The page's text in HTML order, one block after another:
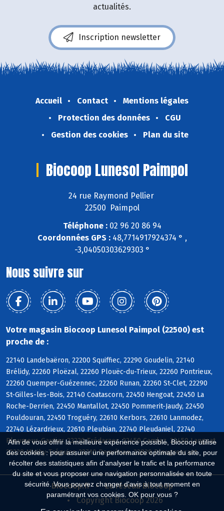
Afin de vous offrir la meilleure expérience possible, Biocoop utilise
des cookies : pour assurer une performance optimale du site, pour
récolter des statistiques afin d'analyser le trafic et la performance
du site et vous proposer une navigation personnalisée en toute
sécurité. Vous pouvez changer d'avis à tout moment en
paramétrant vos cookies. OK pour vous ?
actualités.
Inscription newsletter
Accueil Contact
Mentions légales
Protection des données
CGU
Gestion des cookies
Plan du site
Biocoop Lunesol Paimpol
24 rue Raymond Pellier
22500 Paimpol
Téléphone :02 96 20 86 94
Coordonnées GPS :48,7714917924374 ° ,
-3,04050303629303 °
Nous suivre sur
Votre magasin Biocoop Lunesol Paimpol (22500) est
proche de :
22140 Landebaëron, 22200 Squiffiec, 22290 Goudelin, 22140
Brélidy, 22260 Ploëzal, 22260 Plouëc-du-Trieux, 22260 Pontrieux,
22260 Quemper-Guézennec, 22260 Runan, 22260 St-Clet, 22290
St-Gilles-les-Bois, 22140 Coatascorn, 22450 Hengoat, 22450 La
Roche-Derrien, 22450 Mantallot, 22450 Pommerit-Jaudy, 22450
Pouldouran, 22450 Troguéry, 22610 Kerbors, 22610 Lanmodez,
22740 Lézardrieux, 22610 Pleubian, 22740 Pleudaniel, 22740
Pleumeur-Gautier, 22220 Trédarzec, 22450 Camlez, 22450 Langoat,
22220 Minihy-Tréguier, 22710 Penvénan, 22820 Plougrescant
Biocoop.fr
Le réseau Biocoop
Copyright Biocoop 2026